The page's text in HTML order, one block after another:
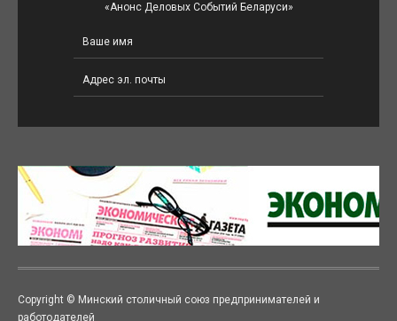
«Анонс Деловых Событий Беларуси»
Copyright © Минский столичный союз предпринимателей и
работодателей